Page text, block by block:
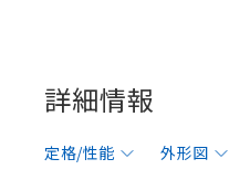
詳細情報
定格/性能 外形図